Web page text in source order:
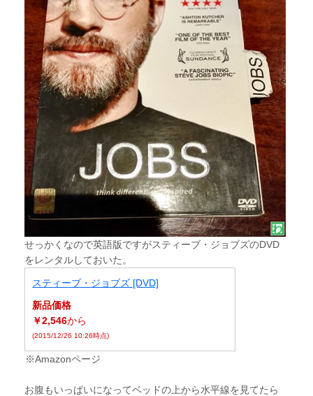
せっかくなので英語版ですがスティーブ・ジョブズのDVD
をレンタルしておいた。
スティーブ・ジョブズ [DVD]
新品価格
￥2,546から
(2015/12/26 10:26時点)
※Amazonページ
お腹もいっぱいになってベッドの上から水平線を見てたら